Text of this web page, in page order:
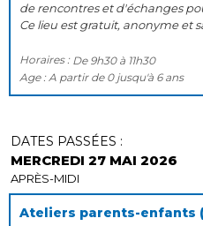
de rencontres et d'échanges
Ce lieu est gratuit, anonyme et
Horaires : De 9h30 à 11h30
Age : A partir de 0 jusqu'à 6 ans
Ateliers parents-enfants
DATES PASSÉES :
MERCREDI 27 MAI 2026
APRÈS-MIDI